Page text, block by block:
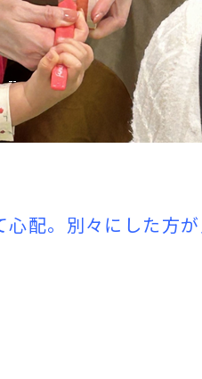
配。別々にした方